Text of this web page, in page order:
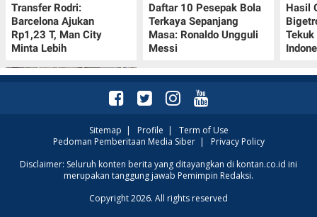
Transfer Rodri:
Barcelona Ajukan
Rp1,23 T, Man City
Minta Lebih
Daftar 10 Pesepak Bola
Terkaya Sepanjang
Masa: Ronaldo Ungguli
Messi
Hasil
Kalender Lunar China
10-16 Agustus 2026:
Sitemap | Profile | Term of Use
Pedoman Pemberitaan Media Siber| Privacy Policy
Disclaimer: Seluruh konten berita yang ditayangkan di kontan.co.id ini
merupakan tanggung jawab Pemimpin Redaksi.
Copyright 2026. All rights reserved